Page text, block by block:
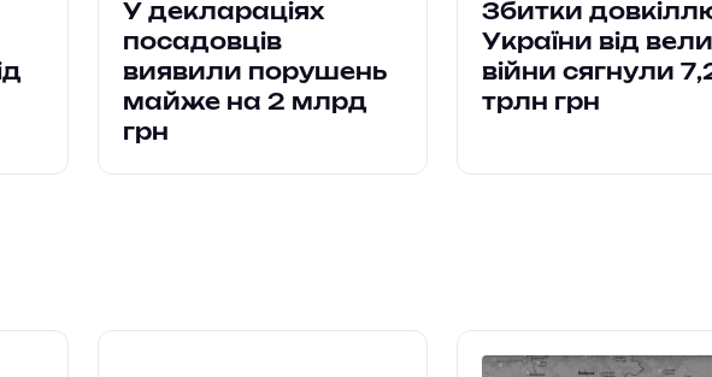
У деклараціях
посадовців
виявили порушень
майже на 2 млрд
грн
Збитки
України від
війни сягнули
трлн грн